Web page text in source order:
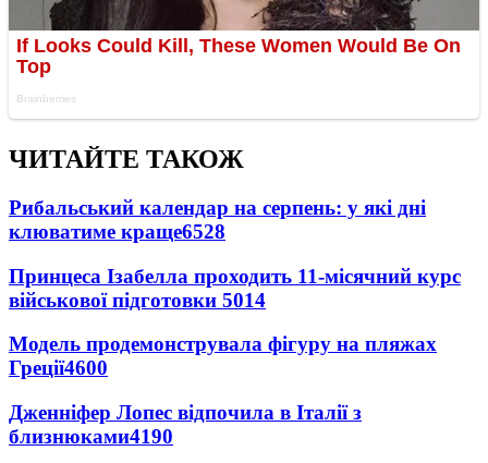
ЧИТАЙТЕ ТАКОЖ
Рибальський календар на серпень: у які дні
клюватиме краще6528
Принцеса Ізабелла проходить 11-місячний курс
військової підготовки 5014
Модель продемонструвала фігуру на пляжах
Греції4600
Дженніфер Лопес відпочила в Італії з
близнюками4190